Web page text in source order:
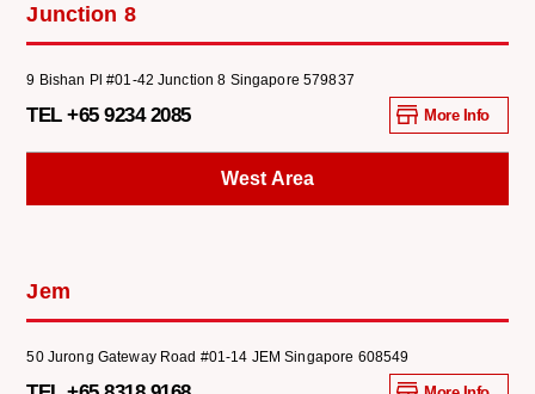
Junction 8
9 Bishan Pl #01-42 Junction 8 Singapore 579837
TEL +65 9234 2085 More Info
West Area
Jem
50 Jurong Gateway Road #01-14 JEM Singapore 608549